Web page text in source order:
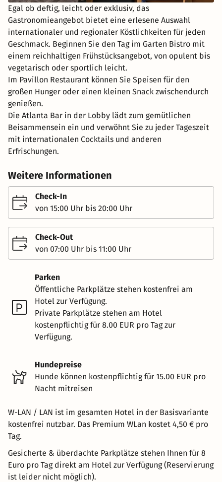
Egal ob deftig, leicht oder exklusiv, das
Gastronomieangebot bietet eine erlesene Auswahl
internationaler und regionaler Köstlichkeiten für jeden
Geschmack. Beginnen Sie den Tag im Garten Bistro mit
einem reichhaltigen Frühstücksangebot, von opulent bis
vegetarisch oder sportlich leicht.
Im Pavillon Restaurant können Sie Speisen für den
großen Hunger oder einen kleinen Snack zwischendurch
genießen.
Die Atlanta Bar in der Lobby lädt zum gemütlichen
Beisammensein ein und verwöhnt Sie zu jeder Tageszeit
mit internationalen Cocktails und anderen
Erfrischungen.
Weitere Informationen
Check-In
von 15:00 Uhr bis 20:00 Uhr
Check-Out
von 07:00 Uhr bis 11:00 Uhr
Parken
Öffentliche Parkplätze stehen kostenfrei am
Hotel zur Verfügung.
Private Parkplätze stehen am Hotel
kostenpflichtig für 8.00 EUR pro Tag zur
Verfügung.
Hundepreise
Hunde können kostenpflichtig für 15.00 EUR pro
Nacht mitreisen
W-LAN / LAN ist im gesamten Hotel in der Basisvariante
kostenfrei nutzbar. Das Premium WLan kostet 4,50 € pro
Tag.
Gesicherte & überdachte Parkplätze stehen Ihnen für 8
Euro pro Tag direkt am Hotel zur Verfügung (Reservierung
ist leider nicht möglich).